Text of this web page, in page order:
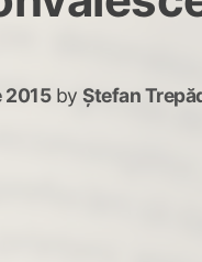
2015byȘtefan